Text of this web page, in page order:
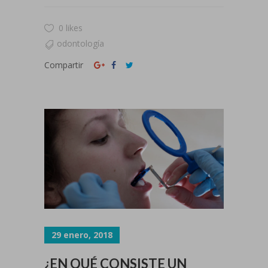
0 likes
odontología
Compartir
29 enero, 2018
¿EN QUÉ CONSISTE UN